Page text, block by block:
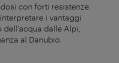
con forti resistenze.
i vantaggi
dalle Alpi,
al Danubio.